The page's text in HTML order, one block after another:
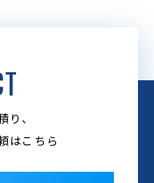
、
はこちら